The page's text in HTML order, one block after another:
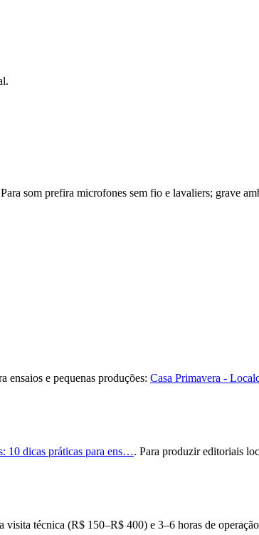
som prefira microfones sem fio e lavaliers; grave
ensaios e pequenas produções: Casa Primavera -
10 dicas práticas para ens…. Para produzir editoriais
técnica (R$ 150–R$ 400) e 3–6 horas de